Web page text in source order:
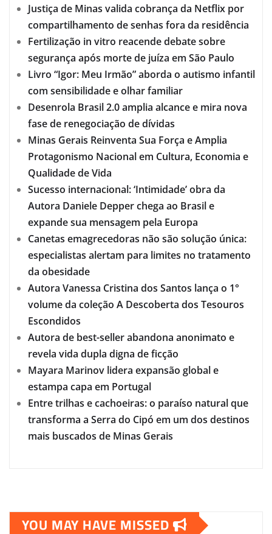
Justiça de Minas valida cobrança da Netflix por
compartilhamento de senhas fora da residência
Fertilização in vitro reacende debate sobre
segurança após morte de juíza em São Paulo
Livro “Igor: Meu Irmão” aborda o autismo infantil
com sensibilidade e olhar familiar
Desenrola Brasil 2.0 amplia alcance e mira nova
fase de renegociação de dívidas
Minas Gerais Reinventa Sua Força e Amplia
Protagonismo Nacional em Cultura, Economia e
Qualidade de Vida
Sucesso internacional: ‘Intimidade’ obra da
Autora Daniele Depper chega ao Brasil e
expande sua mensagem pela Europa
Canetas emagrecedoras não são solução única:
especialistas alertam para limites no tratamento
da obesidade
Autora Vanessa Cristina dos Santos lança o 1°
volume da coleção A Descoberta dos Tesouros
Escondidos
Autora de best-seller abandona anonimato e
revela vida dupla digna de ficção
Mayara Marinov lidera expansão global e
estampa capa em Portugal
Entre trilhas e cachoeiras: o paraíso natural que
transforma a Serra do Cipó em um dos destinos
mais buscados de Minas Gerais
YOU MAY HAVE MISSED